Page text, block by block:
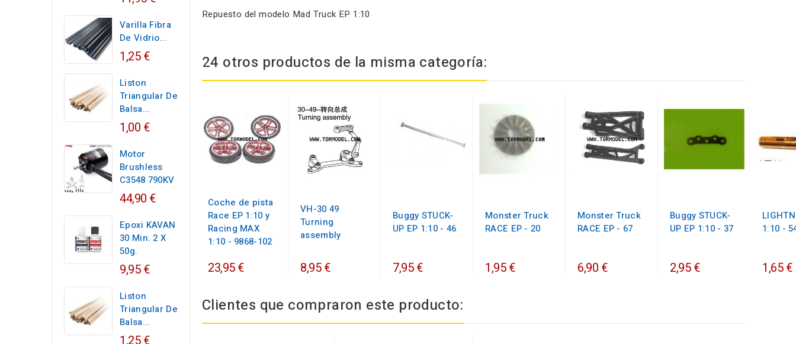
Varilla Fibra
De Vidrio...
1,25 €
Liston
Triangular De
Balsa...
1,00 €
Motor
Brushless
C3548 790KV
44,90 €
Epoxi KAVAN
30 Min. 2 X
50g.
9,95 €
Liston
Triangular De
Balsa...
Repuesto del modelo Mad Truck EP 1:10
24 otros productos de la misma categoría:
Coche de pista
Race EP 1:10 y
Racing MAX
1:10 - 9868-102
23,95 €
VH-30 49
Turning
assembly
8,95 €
Buggy STUCK-
UP EP 1:10 - 46
7,95 €
Monster Truck
RACE EP - 20
1,95 €
Monster Truck
RACE EP - 67
6,90 €
Buggy STUCK-
UP EP 1:10 - 37
2,95 €
1:10 -
1,65 €
Clientes que compraron este producto: